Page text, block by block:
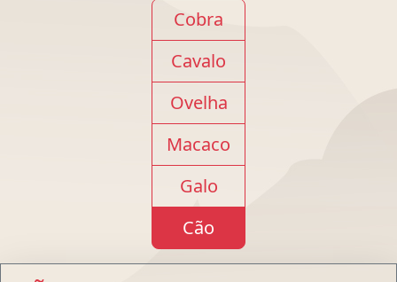
Cobra
Cavalo
Ovelha
Macaco
Galo
Cão